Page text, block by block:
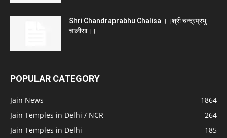
Shri Chandraprabhu Chalisa ।।श्री चन्द्रप्रभु
चालीसा।।
POPULAR CATEGORY
Jain News
1864
Jain Temples in Delhi / NCR
264
Jain Temples in Delhi
185